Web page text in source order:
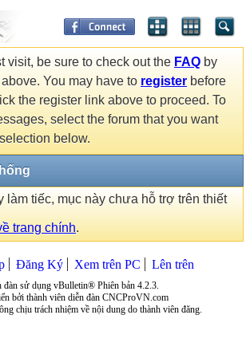
visit, be sure to check out the FAQ by
You may have to register before
the register link above to proceed. To
select the forum that you want
below.
làm tiếc, mục này chưa hỗ trợ trên thiết
trang chính.
Đăng Ký Xem trên PC Lên trên
đàn sử dụng vBulletin® Phiên bản 4.2.3.
bởi thành viên diễn đàn CNCProVN.com
chịu trách nhiệm về nội dung do thành viên đăng.